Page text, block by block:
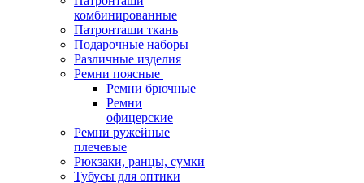
комбинированные
Патронташи ткань
Подарочные наборы
Различные изделия
Ремни поясные
Ремни брючные
Ремни
офицерские
Ремни ружейные
плечевые
Рюкзаки, ранцы, сумки
Тубусы для оптики